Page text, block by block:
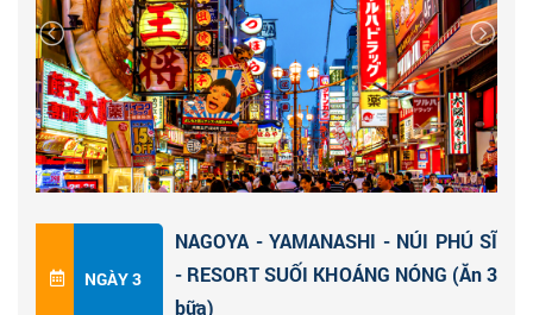
Trắng.Đây là một điểm du lịch vô cùng hấp dẫn và
thu hút hàng trăm nghìn khách du lịch Nhật Bản đến
đây mỗi năm. Toạ lạc giữa những khu vườn thơ mộng
4 mùa hoa nở.
Đoàn khởi hành đicố đô Kyotothành phố có sự kết
hợp hoàn hảo giữa cổ điển và hiện đại, những con phố
mua sắm nhộn nhịp và hình ảnh các geisha yêu kiều…
Đoàn check in cầuTogetsu- cảnh sắc xung quanh
NGÀY 3
NAGOYA - YAMANASHI - NÚI PHÚ SĨ
- RESORT SUỐI KHOÁNG NÓNG (Ăn 3
bữa)